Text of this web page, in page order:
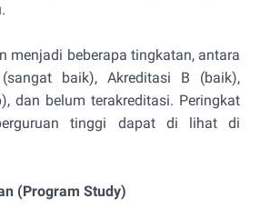
menjadi beberapa tingkatan, antara
baik), Akreditasi B (baik),
dan belum terakreditasi. Peringkat
tinggi dapat di lihat di
(Program Study)